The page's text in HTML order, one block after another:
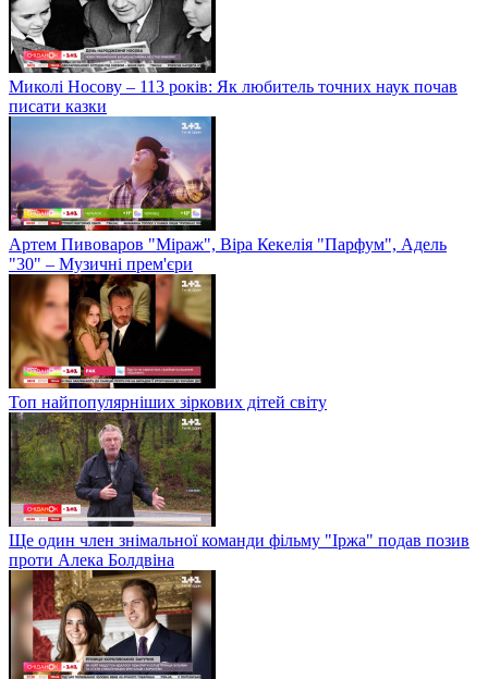
Миколі Носову – 113 років: Як любитель точних наук почав
писати казки
Артем Пивоваров "Міраж", Віра Кекелія "Парфум", Адель
"30" – Музичні прем'єри
Топ найпопулярніших зіркових дітей світу
Ще один член знімальної команди фільму "Іржа" подав позив
проти Алека Болдвіна